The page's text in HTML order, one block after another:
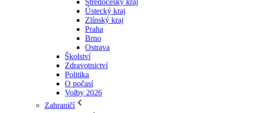
Středočeský kraj
Ústecký kraj
Zlínský kraj
Praha
Brno
Ostrava
Školství
Zdravotnictví
Politika
O počasí
Volby 2026
Zahraničí